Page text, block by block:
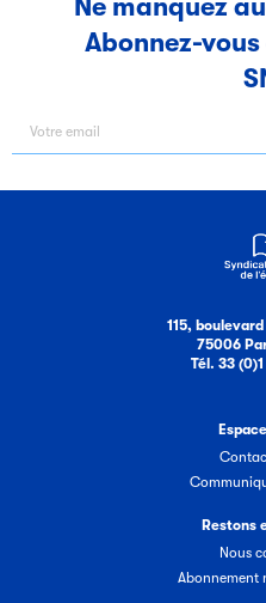
Ne manquez
Abonnez-
115,
75006
Tél. 33
Restons
Nous
Abonnement
Filéas
des acteurs de la filière du
ouvrages grâce à Filéas.